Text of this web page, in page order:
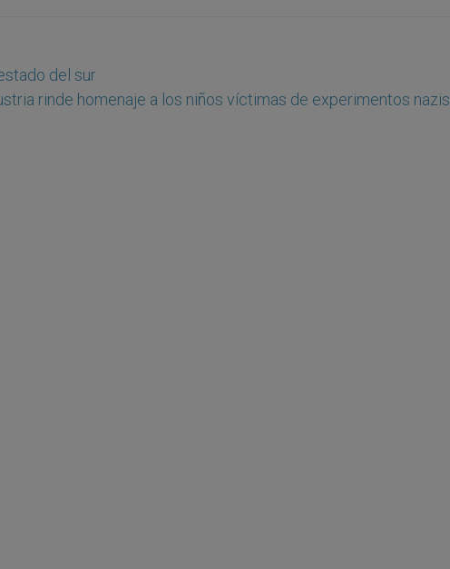
del sur
rinde homenaje a los niños víctimas de experimentos nazis